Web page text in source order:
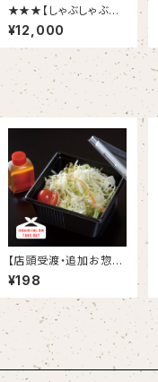
★★★【しゃぶしゃぶ用】
特選黒毛和牛／米沢牛
ロース300g ※ポン
酢付
¥12,000
【店頭受渡・追加お惣
菜】コールスローサラダ
¥198